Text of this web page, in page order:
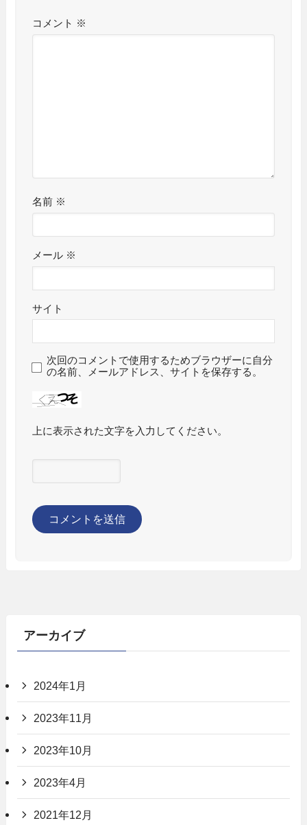
コメント ※
名前 ※
メール ※
サイト
次回のコメントで使用するためブラウザーに自分
の名前、メールアドレス、サイトを保存する。
上に表示された文字を入力してください。
アーカイブ
2024年1月
2023年11月
2023年10月
2023年4月
2021年12月